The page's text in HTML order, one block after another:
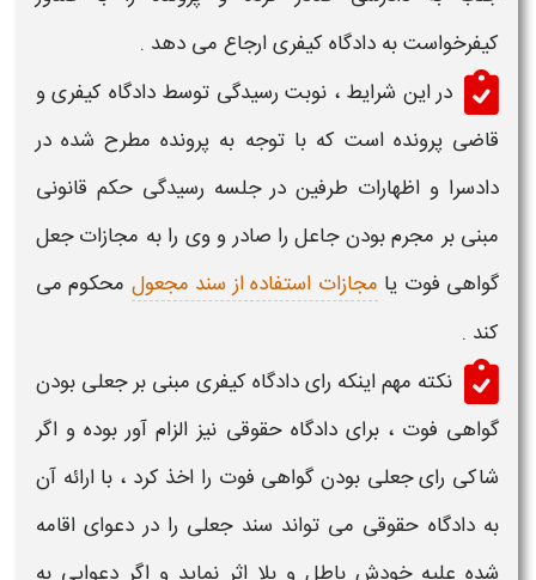
کیفرخواست به دادگاه کیفری ارجاع می دهد .
در این شرایط ، نوبت رسیدگی توسط دادگاه کیفری و
قاضی پرونده است که با توجه به پرونده مطرح شده در
دادسرا و اظهارات طرفین در جلسه رسیدگی حکم قانونی
مبنی بر مجرم بودن جاعل را صادر و وی را به مجازات جعل
گواهی فوت یا مجازات استفاده از سند مجعول محکوم می
کند .
نکته مهم اینکه رای دادگاه کیفری مبنی برجعلی بودن
گواهی فوت ، برای دادگاه حقوقی نیز الزام آور بوده و اگر
شاکی رایجعلی بودن گواهی فوت را اخذ کرد ، با ارائه آن
به دادگاه حقوقی می تواند سند جعلی را در دعوای اقامه